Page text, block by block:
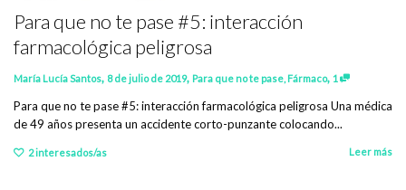
Para que no te pase #5: interacción
farmacológica peligrosa
María Lucía Santos, 8 de julio de 2019, Para que no te pase, Fármaco, 1
Para que no te pase #5: interacción farmacológica peligrosa Una médica
de 49 años presenta un accidente corto-punzante colocando...
2interesados/as Leer más